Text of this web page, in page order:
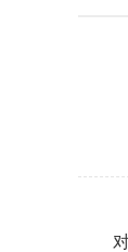
对于